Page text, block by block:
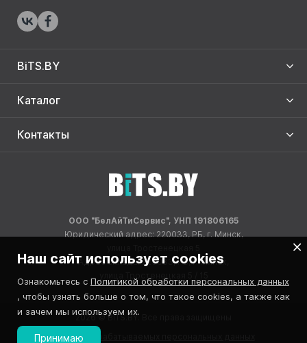
BiTS.BY
Каталог
Контакты
ООО "БелАйТиСервис", УНП 191806165
Юридический адрес: 220033, РБ, г. Минск,
Адрес склада: 220033, РБ, г. Минск,
улица Тростенецкая 5 / 15
2026 © BITS.BY. Все права защищены
Реестр обрабатываемых персональных данных
Наш сайт использует cookies
Ознакомьтесь с Политикой обработки персональных данных
, чтобы узнать больше о том, что такое cookies, а также как
и зачем мы используем их.
Принимаю